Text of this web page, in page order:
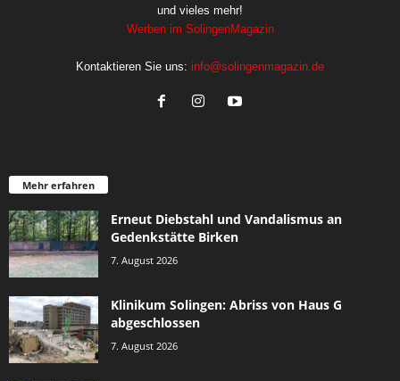
und vieles mehr!
Werben im SolingenMagazin
Kontaktieren Sie uns: info@solingenmagazin.de
Mehr erfahren
Erneut Diebstahl und Vandalismus an
Gedenkstätte Birken
7. August 2026
Klinikum Solingen: Abriss von Haus G
abgeschlossen
7. August 2026